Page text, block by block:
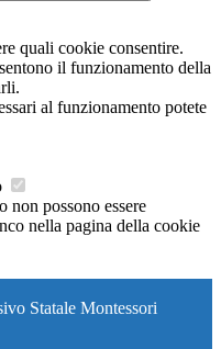
quali cookie consentire.
il funzionamento della
al funzionamento potete
non possono essere
nella pagina della cookie
Statale Montessori